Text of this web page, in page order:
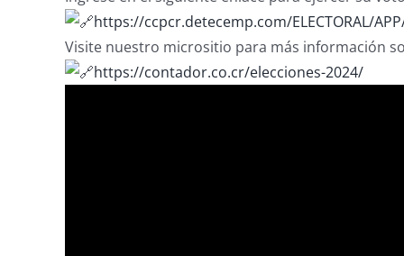
https://ccpcr.detecemp.com/ELECTORAL/
Visite nuestro micrositio para más información
https://contador.co.cr/elecciones-2024/